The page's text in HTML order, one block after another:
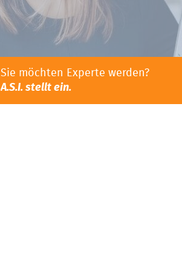
Sie möchten Experte werden?
A.S.I. stellt ein.